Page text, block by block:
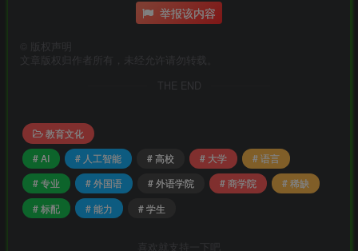
举报该内容
版权声明
文章版权归作者所有，未经允许请勿转载。
THE END
教育文化
# AI
# 人工智能 # 高校 # 大学
# 语言
# 专业
# 外国语 # 外语学院 # 商学院
# 稀缺
# 标配
# 能力 # 学生
喜欢就支持一下吧